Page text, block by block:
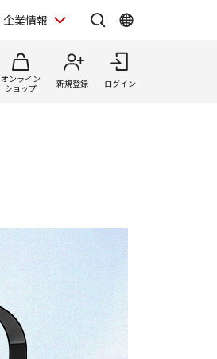
企業情報
オンライン
ショップ
新規登録 ログイン